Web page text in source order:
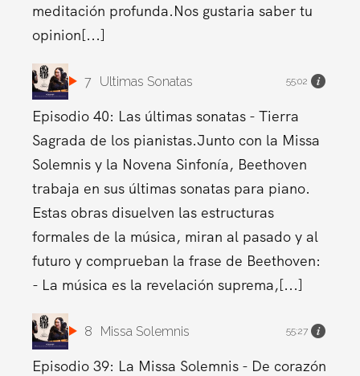
meditación profunda.Nos gustaria saber tu
opinion[...]
7 Ultimas Sonatas 55:02
Episodio 40: Las últimas sonatas - Tierra
Sagrada de los pianistas.Junto con la Missa
Solemnis y la Novena Sinfonía, Beethoven
trabaja en sus últimas sonatas para piano.
Estas obras disuelven las estructuras
formales de la música, miran al pasado y al
futuro y comprueban la frase de Beethoven:
- La música es la revelación suprema,[...]
8 Missa Solemnis 55:27
Episodio 39: La Missa Solemnis - De corazón